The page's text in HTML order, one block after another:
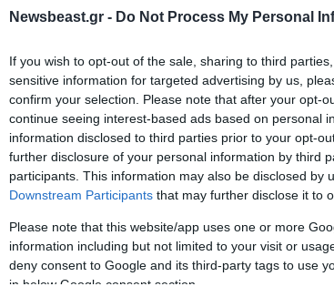
Newsbeast.gr - Do Not Process My Personal
If you wish to opt-out of the sale, sharing to third
sensitive information for targeted advertising by us,
confirm your selection. Please note that after your opt-
continue seeing interest-based ads based on personal
information disclosed to third parties prior to your opt-
further disclosure of your personal information by third
participants. This information may also be disclosed by
Downstream Participants that may further disclose it to
Please note that this website/app uses one or more
information including but not limited to your visit or
deny consent to Google and its third-party tags to use
in below Google consent section.